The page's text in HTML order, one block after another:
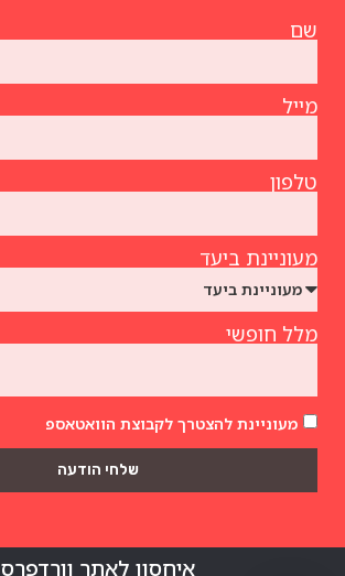
שם
מייל
טלפון
מעוניינת ביעד
מלל חופשי
מעוניינת להצטרך לקבוצת הוואטאספ
שלחי הודעה
איחסון לאתר וורדפרס